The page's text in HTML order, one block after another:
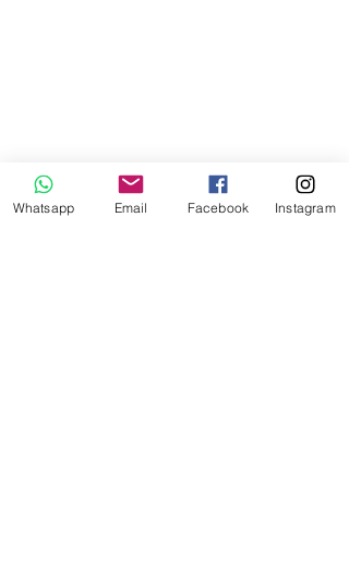
Whatsapp Email Facebook Instagram